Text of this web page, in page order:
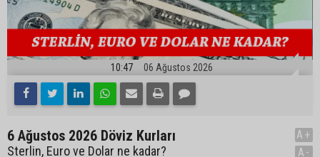
10:47 06 Ağustos 2026
6 Ağustos 2026 Döviz Kurları
Sterlin, Euro ve Dolar ne kadar?
A+
A-